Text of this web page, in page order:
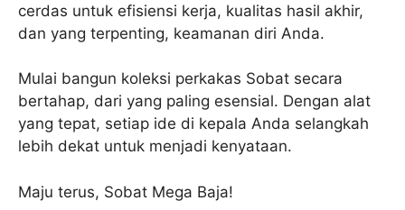
cerdas untuk efisiensi kerja, kualitas hasil akhir,
dan yang terpenting, keamanan diri Anda.
Mulai bangun koleksi perkakas Sobat secara
bertahap, dari yang paling esensial. Dengan alat
yang tepat, setiap ide di kepala Anda selangkah
lebih dekat untuk menjadi kenyataan.
Maju terus, Sobat Mega Baja!